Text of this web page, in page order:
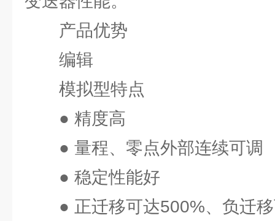
产品优势
编辑
模拟型特点
● 精度高
● 量程、零点外部连续可调
● 稳定性能好
● 正迁移可达500%、负迁移